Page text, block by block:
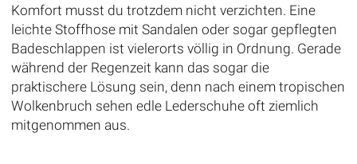
Komfort musst du trotzdem nicht verzichten. Eine
leichte Stoffhose mit Sandalen oder sogar gepflegten
Badeschlappen ist vielerorts völlig in Ordnung. Gerade
während der Regenzeit kann das sogar die
praktischere Lösung sein, denn nach einem tropischen
Wolkenbruch sehen edle Lederschuhe oft ziemlich
mitgenommen aus.